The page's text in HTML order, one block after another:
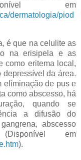
em
dermatologia/piod
é que na celulite as
na erisipela e as
como eritema local,
da área.
eliminação de pus e
como abscesso, há
quando se
a difusão do
abscesso
em
).